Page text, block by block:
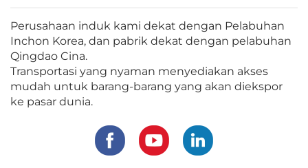
Perusahaan induk kami dekat dengan Pelabuhan
Inchon Korea, dan pabrik dekat dengan pelabuhan
Qingdao Cina.
Transportasi yang nyaman menyediakan akses
mudah untuk barang-barang yang akan diekspor
ke pasar dunia.